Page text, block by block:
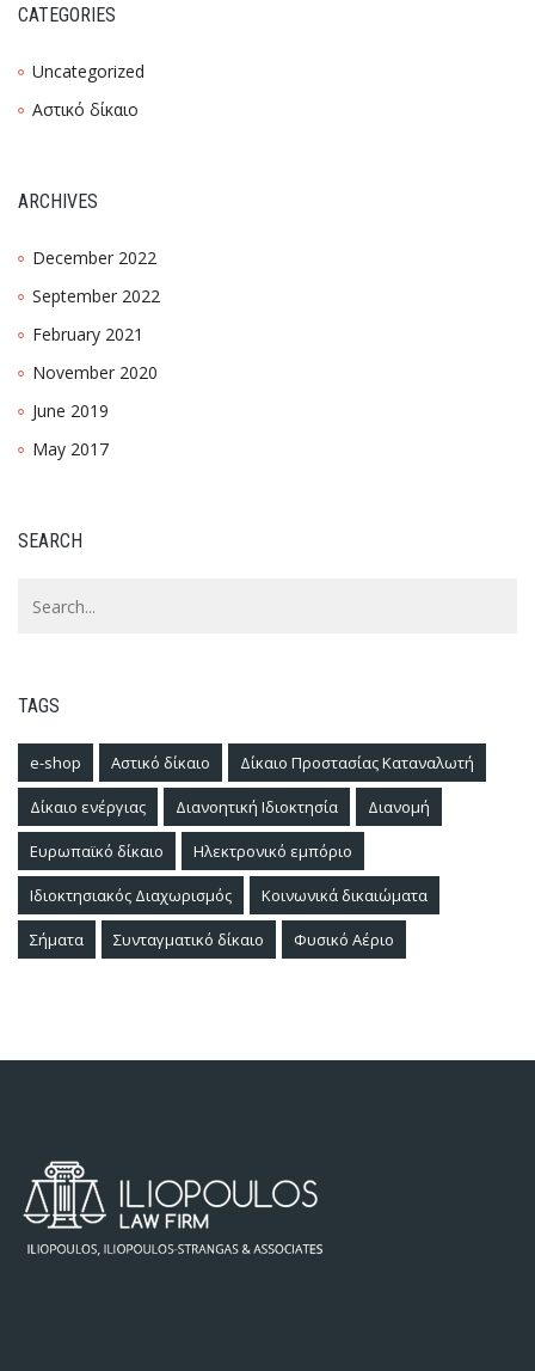
CATEGORIES
Uncategorized
Αστικό δίκαιο
ARCHIVES
December 2022
September 2022
February 2021
November 2020
June 2019
May 2017
SEARCH
TAGS
e-shop Αστικό δίκαιο Δίκαιο Προστασίας Καταναλωτή
Δίκαιο ενέργιας Διανοητική Ιδιοκτησία Διανομή
Ευρωπαϊκό δίκαιο Ηλεκτρονικό εμπόριο
Ιδιοκτησιακός Διαχωρισμός Κοινωνικά δικαιώματα
Σήματα Συνταγματικό δίκαιο Φυσικό Αέριο